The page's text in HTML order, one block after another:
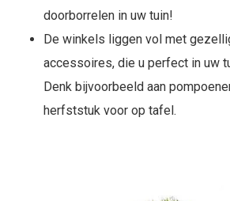
doorborrelen in uw tuin!
De winkels liggen vol met
accessoires, die u perfect in uw
Denk bijvoorbeeld aan
herfststuk voor op tafel.